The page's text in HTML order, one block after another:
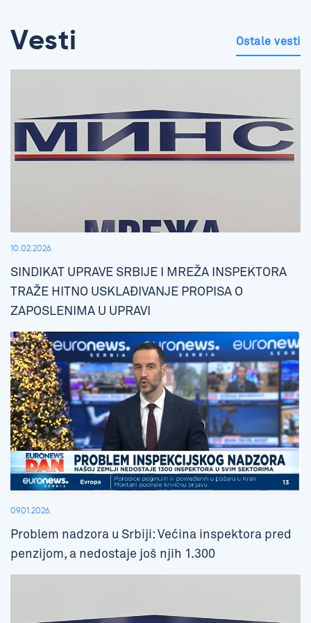
Vesti Ostale vesti
10.02.2026.
SINDIKAT UPRAVE SRBIJE I MREŽA INSPEKTORA
TRAŽE HITNO USKLAĐIVANJE PROPISA O
ZAPOSLENIMA U UPRAVI
09.01.2026.
Problem nadzora u Srbiji: Većina inspektora pred
penzijom, a nedostaje još njih 1.300